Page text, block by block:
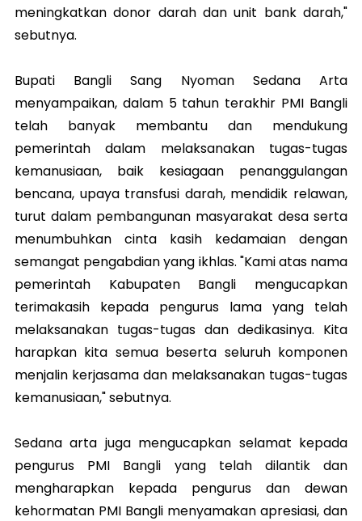
meningkatkan donor darah dan unit bank darah,"
sebutnya.
Bupati Bangli Sang Nyoman Sedana Arta
menyampaikan, dalam 5 tahun terakhir PMI Bangli
telah banyak membantu dan mendukung
pemerintah dalam melaksanakan tugas-tugas
kemanusiaan, baik kesiagaan penanggulangan
bencana, upaya transfusi darah, mendidik relawan,
turut dalam pembangunan masyarakat desa serta
menumbuhkan cinta kasih kedamaian dengan
semangat pengabdian yang ikhlas. "Kami atas nama
pemerintah Kabupaten Bangli mengucapkan
terimakasih kepada pengurus lama yang telah
melaksanakan tugas-tugas dan dedikasinya. Kita
harapkan kita semua beserta seluruh komponen
menjalin kerjasama dan melaksanakan tugas-tugas
kemanusiaan," sebutnya.
Sedana arta juga mengucapkan selamat kepada
pengurus PMI Bangli yang telah dilantik dan
mengharapkan kepada pengurus dan dewan
kehormatan PMI Bangli menyamakan apresiasi, dan